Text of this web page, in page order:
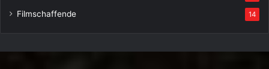
Filmschaffende 14